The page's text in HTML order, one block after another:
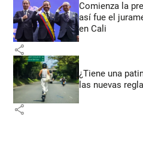
Comienza la
así fue el
en Cali
share
¿Tiene una
las nuevas
share